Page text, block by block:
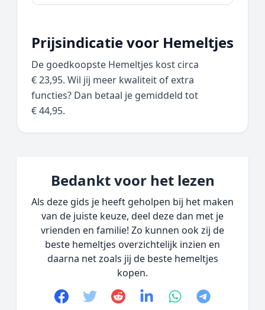
Prijsindicatie voor Hemeltjes
De goedkoopste Hemeltjes kost circa
€ 23,95. Wil jij meer kwaliteit of extra
functies? Dan betaal je gemiddeld tot
€ 44,95.
Bedankt voor het lezen
Als deze gids je heeft geholpen bij het maken
van de juiste keuze, deel deze dan met je
vrienden en familie! Zo kunnen ook zij de
beste hemeltjes overzichtelijk inzien en
daarna net zoals jij de beste hemeltjes
kopen.
Facebook
TwitterRedditlinkedinwhatsapp
telegram